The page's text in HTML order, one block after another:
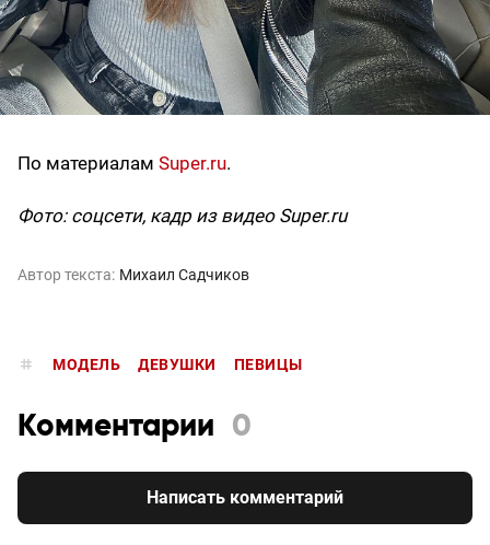
По материалам Super.ru.
Фото: соцсети, кадр из видео Super.ru
Автор текста: Михаил Садчиков
МОДЕЛЬ ДЕВУШКИ ПЕВИЦЫ
Комментарии 0
Написать комментарий